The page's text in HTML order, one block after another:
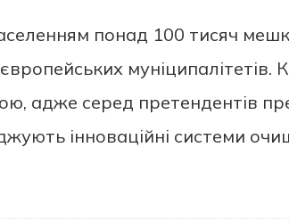
понад 100 тисяч
муніципалітетів.
адже серед претендентів
інноваційні системи